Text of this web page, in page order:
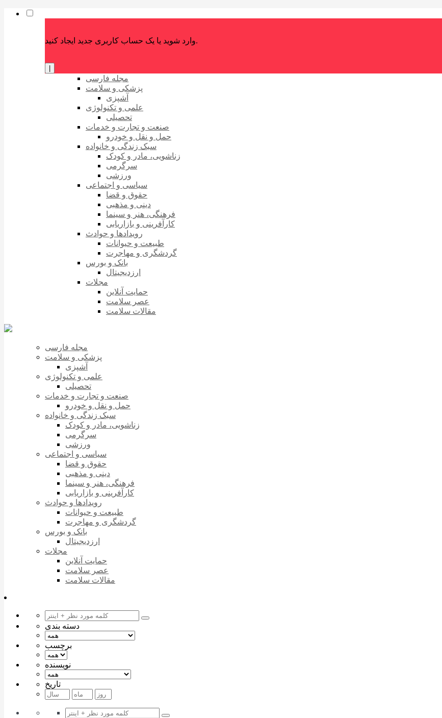
وارد شوید یا یک حساب کاربری جدید ایجاد کنید.
مجله فارسی
پزشکی و سلامت
آشپزی
علمی و تکنولوژی
تحصیلی
صنعت و تجارت و خدمات
حمل و نقل و خودرو
سبک زندگی و خانواده
زناشویی، مادر و کودک
سرگرمی
ورزشی
سیاسی و اجتماعی
حقوق و قضا
دینی و مذهبی
فرهنگی، هنر و سینما
کارآفرینی و بازاریابی
رویدادها و حوادث
طبیعت و حیوانات
گردشگری و مهاجرت
بانک و بورس
ارزدیجیتال
مجلات
حمایت آنلاین
عصر سلامت
مقالات سلامت
مجله فارسی
پزشکی و سلامت
آشپزی
علمی و تکنولوژی
تحصیلی
صنعت و تجارت و خدمات
حمل و نقل و خودرو
سبک زندگی و خانواده
زناشویی، مادر و کودک
سرگرمی
ورزشی
سیاسی و اجتماعی
حقوق و قضا
دینی و مذهبی
فرهنگی، هنر و سینما
کارآفرینی و بازاریابی
رویدادها و حوادث
طبیعت و حیوانات
گردشگری و مهاجرت
بانک و بورس
ارزدیجیتال
مجلات
حمایت آنلاین
عصر سلامت
مقالات سلامت
دسته بندی
برچسب
نویسنده
تاریخ